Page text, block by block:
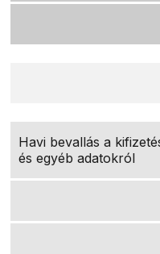
Havi bevallás a
és egyéb adatokról